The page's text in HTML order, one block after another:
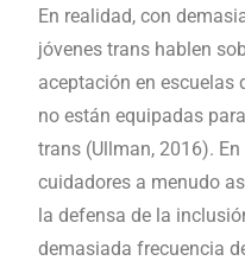
En realidad, con
jóvenes trans hablen
aceptación en escuelas
no están equipadas
trans (Ullman, 2016).
cuidadores a menudo
la defensa de la
demasiada frecuencia